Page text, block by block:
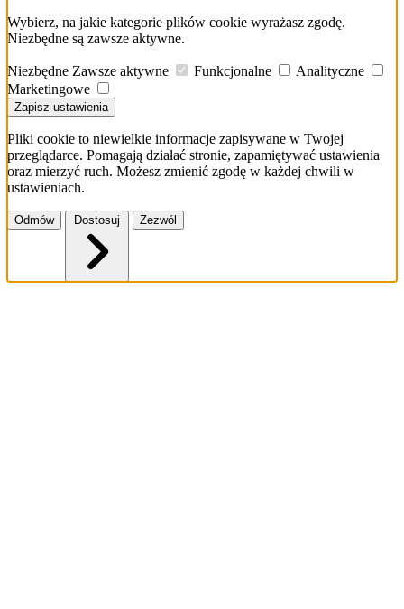
Wybierz, na jakie kategorie plików cookie wyrażasz zgodę.
Niezbędne są zawsze aktywne.
Niezbędne Zawsze aktywne Funkcjonalne
Analityczne
Marketingowe
Zapisz ustawienia
Pliki cookie to niewielkie informacje zapisywane w Twojej
przeglądarce. Pomagają działać stronie, zapamiętywać ustawienia
oraz mierzyć ruch. Możesz zmienić zgodę w każdej chwili w
ustawieniach.
Odmów Zezwól